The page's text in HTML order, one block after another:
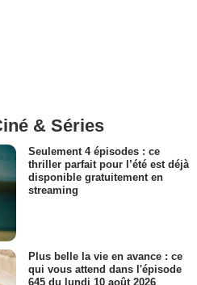
& Séries
Seulement 4 épisodes : ce
thriller parfait pour l’été est déjà
disponible gratuitement en
streaming
Plus belle la vie en avance : ce
qui vous attend dans l'épisode
645 du lundi 10 août 2026